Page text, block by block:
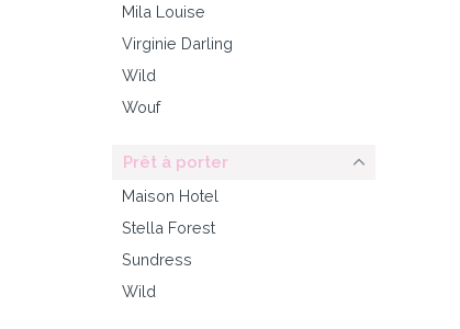
Mila Louise
Virginie Darling
Wild
Wouf
Prêt à porter
Maison Hotel
Stella Forest
Sundress
Wild